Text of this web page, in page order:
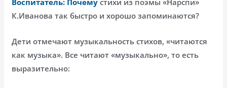
К.Иванова так быстро и хорошо запоминаются?
Дети отмечают музыкальность стихов, «читаются
как музыка». Все читают «музыкально», то есть
выразительно: